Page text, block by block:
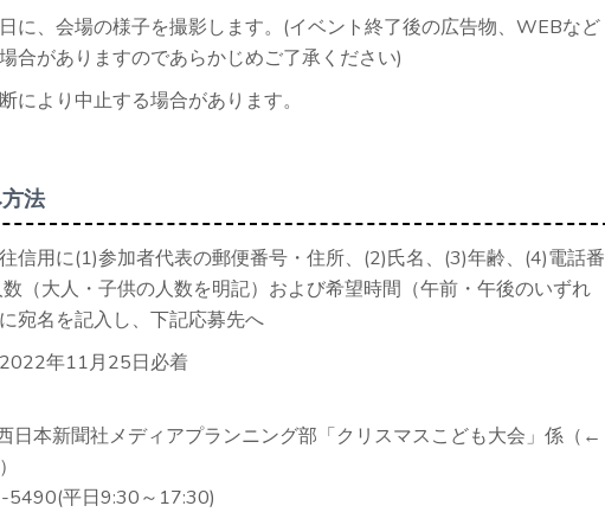
に、会場の様子を撮影します。(イベント終了後の広告物、WEBなど
合がありますのであらかじめご了承ください)
により中止する場合があります。
法
信用に(1)参加者代表の郵便番号・住所、(2)氏名、(3)年齢、(4)電話番
（大人・子供の人数を明記）および希望時間（午前・午後のいずれ
宛名を記入し、下記応募先へ
年11月25日必着
本新聞社メディアプランニング部「クリスマスこども大会」係（←
5490(平日9:30～17:30)